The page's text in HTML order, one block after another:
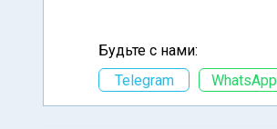
Будьте с нами:
Telegram
WhatsApp